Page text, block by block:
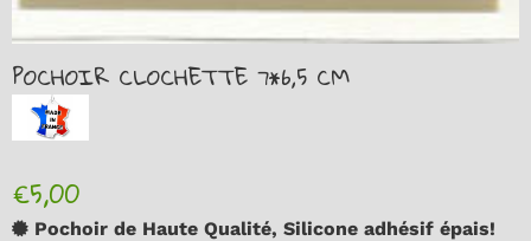
POCHOIR CLOCHETTE 7*6,5 CM
€5,00
Pochoir de Haute Qualité, Silicone adhésif épais!